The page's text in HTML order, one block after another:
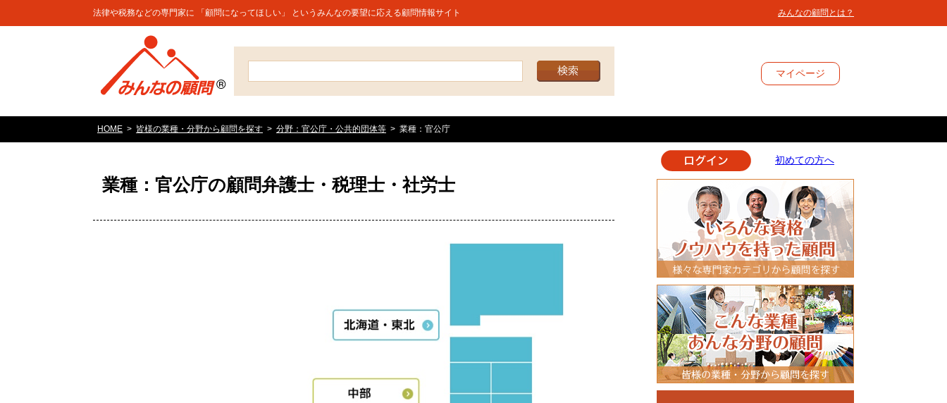
法律や税務などの専門家に 「顧問になってほしい」 というみんなの要望に応える顧問情報サイト みんなの顧問とは？
マイページ
HOME 皆様の業種・分野から顧問を探す 分野：官公庁・公共的団体等 業種：官公庁
業種：官公庁の顧問弁護士・税理士・社労士
初めての方へ